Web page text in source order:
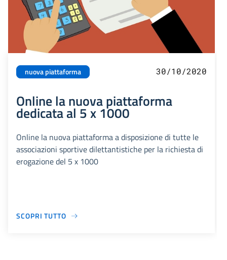
nuova piattaforma 30/10/2020
Online la nuova piattaforma
dedicata al 5 x 1000
Online la nuova piattaforma a disposizione di tutte le
associazioni sportive dilettantistiche per la richiesta di
erogazione del 5 x 1000
SCOPRI TUTTO